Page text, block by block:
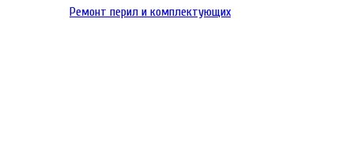
Ремонт перил и комплектующих